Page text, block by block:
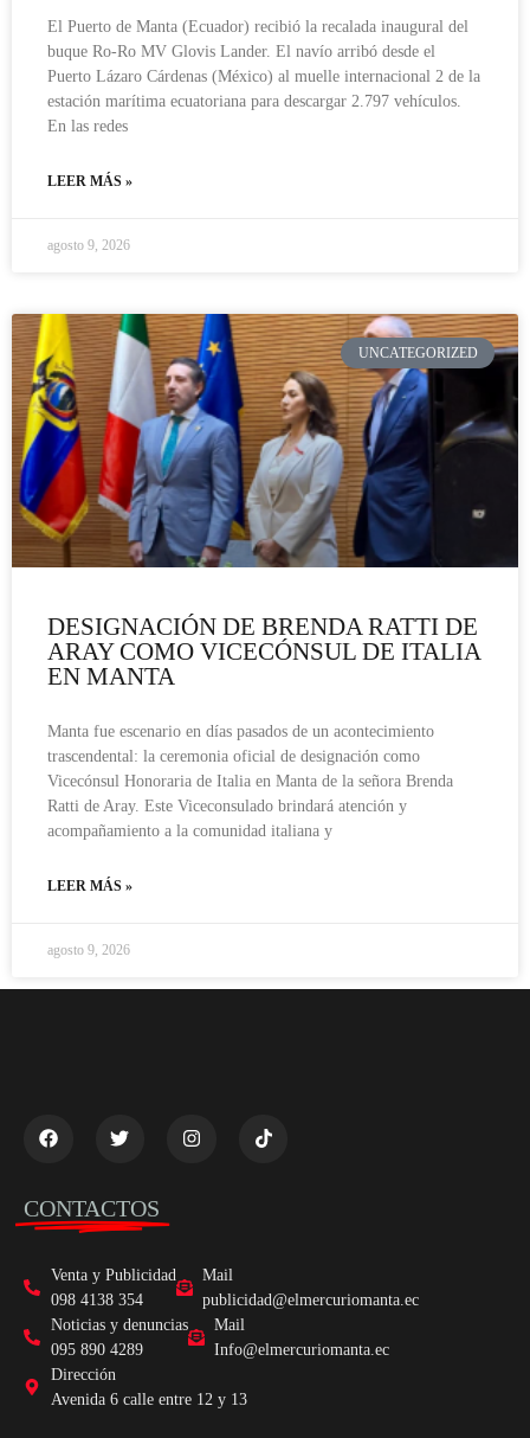
El Puerto de Manta (Ecuador) recibió la recalada inaugural del
buque Ro-Ro MV Glovis Lander. El navío arribó desde el
Puerto Lázaro Cárdenas (México) al muelle internacional 2 de la
estación marítima ecuatoriana para descargar 2.797 vehículos.
En las redes
LEER MÁS »
agosto 9, 2026
UNCATEGORIZED
DESIGNACIÓN DE BRENDA RATTI DE
ARAY COMO VICECÓNSUL DE ITALIA
EN MANTA
Manta fue escenario en días pasados de un acontecimiento
trascendental: la ceremonia oficial de designación como
Vicecónsul Honoraria de Italia en Manta de la señora Brenda
Ratti de Aray. Este Viceconsulado brindará atención y
acompañamiento a la comunidad italiana y
LEER MÁS »
agosto 9, 2026
CONTACTOS
Venta y Publicidad
098 4138 354
Mail
publicidad@elmercuriomanta.ec
Noticias y denuncias
095 890 4289
Mail
Info@elmercuriomanta.ec
Dirección
Avenida 6 calle entre 12 y 13